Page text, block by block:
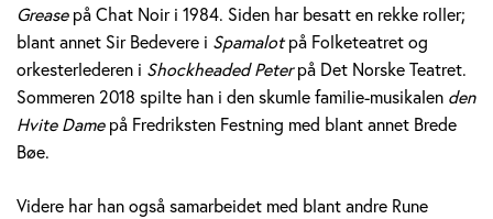
Greasepå Chat Noir i 1984. Siden har besatt en rekke roller;
blant annet Sir Bedevere i Spamalotpå Folketeatret og
orkesterlederen i Shockheaded Peterpå Det Norske Teatret.
Sommeren 2018 spilte han i den skumle familie-musikalen den
Hvite Damepå Fredriksten Festning med blant annet Brede
Bøe.
Videre har han også samarbeidet med blant andre Rune